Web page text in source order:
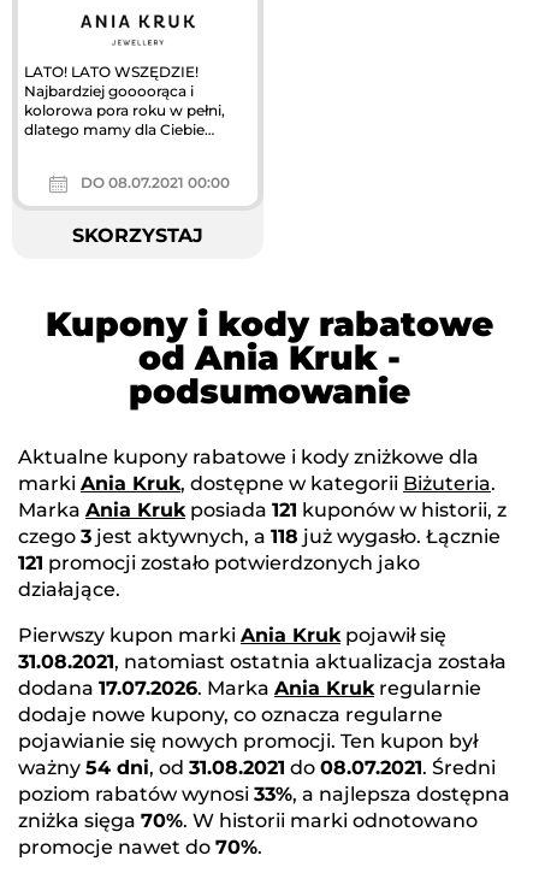
LATO! LATO WSZĘDZIE!
Najbardziej goooorąca i
kolorowa pora roku w pełni,
dlatego mamy dla Ciebie
DO 08.07.2021 00:00
SKORZYSTAJ
Kupony i kody rabatowe
od Ania Kruk -
podsumowanie
Aktualne kupony rabatowe i kody zniżkowe dla
marki Ania Kruk, dostępne w kategorii Biżuteria.
Marka Ania Kruk posiada 121 kuponów w historii, z
czego 3 jest aktywnych, a 118 już wygasło. Łącznie
121 promocji zostało potwierdzonych jako
działające.
Pierwszy kupon marki Ania Kruk pojawił się
31.08.2021, natomiast ostatnia aktualizacja została
dodana 17.07.2026. Marka Ania Kruk regularnie
dodaje nowe kupony, co oznacza regularne
pojawianie się nowych promocji. Ten kupon był
ważny 54 dni, od 31.08.2021 do 08.07.2021. Średni
poziom rabatów wynosi 33%, a najlepsza dostępna
zniżka sięga 70%. W historii marki odnotowano
promocje nawet do 70%.